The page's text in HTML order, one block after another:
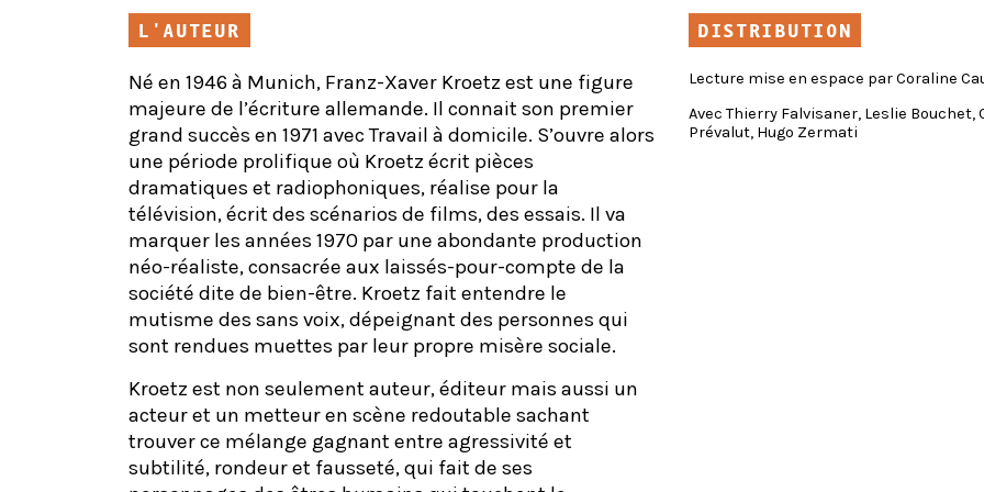
L'AUTEUR
Né en 1946 à Munich, Franz-Xaver Kroetz est une figure
majeure de l’écriture allemande. Il connait son premier
grand succès en 1971 avec Travail à domicile. S’ouvre alors
une période prolifique où Kroetz écrit pièces
dramatiques et radiophoniques, réalise pour la
télévision, écrit des scénarios de films, des essais. Il va
marquer les années 1970 par une abondante production
néo-réaliste, consacrée aux laissés-pour-compte de la
société dite de bien-être. Kroetz fait entendre le
mutisme des sans voix, dépeignant des personnes qui
sont rendues muettes par leur propre misère sociale.
Kroetz est non seulement auteur, éditeur mais aussi un
acteur et un metteur en scène redoutable sachant
trouver ce mélange gagnant entre agressivité et
subtilité, rondeur et fausseté, qui fait de ses
DISTRIBUTION
Lecture mise en espace par Coraline
Avec Thierry Falvisaner, Leslie Bouchet,
Prévalut, Hugo Zermati